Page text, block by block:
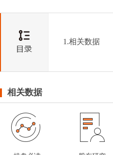
1.相关数据
相关数据